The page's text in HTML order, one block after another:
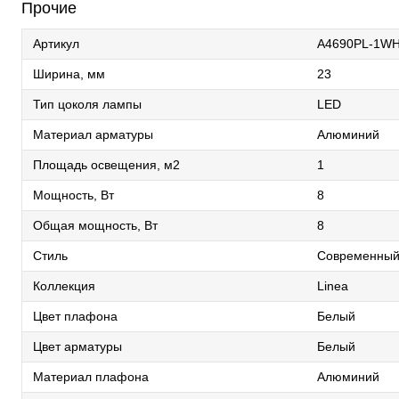
Прочие
Артикул A4690PL-
Ширина, мм 23
Тип цоколя лампы LED
Материал арматуры Алюминий
Площадь освещения, м2 1
Мощность, Вт 8
Общая мощность, Вт 8
Стиль Современный
Коллекция Linea
Цвет плафона Белый
Цвет арматуры Белый
Материал плафона Алюминий